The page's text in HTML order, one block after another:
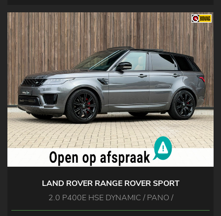
LAND ROVER RANGE ROVER SPORT
2.0 P400E HSE DYNAMIC / PANO /